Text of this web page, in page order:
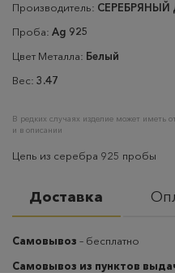
Производитель:
Проба: Ag 925
Цвет Металла: Белый
Вес: 3.47
В редких случаях изделие может иметь
и в описании
Цепь из серебра 925 пробы
Доставка
Самовывоз – бесплатно
Самовывоз из пунктов